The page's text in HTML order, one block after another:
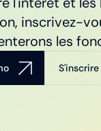
inscrivez-
les